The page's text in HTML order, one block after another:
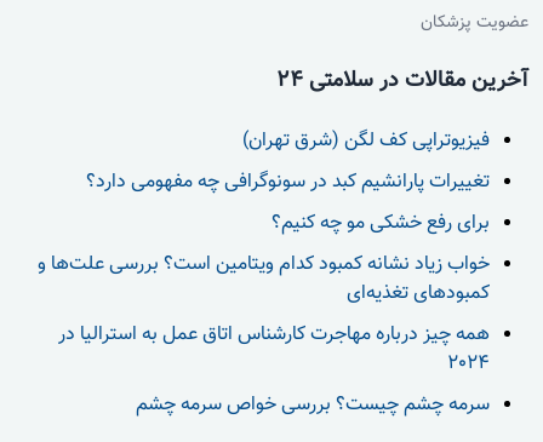
عضویت پزشکان
آخرین مقالات در سلامتی 24
فیزیوتراپی کف لگن (شرق تهران)
تغییرات پارانشیم کبد در سونوگرافی چه مفهومی دارد؟
برای رفع خشکی مو چه کنیم؟
خواب زیاد نشانه کمبود کدام ویتامین است؟ بررسی علت‌ها و
کمبودهای تغذیه‌ای
همه چیز درباره مهاجرت کارشناس اتاق عمل به استرالیا در
2024
سرمه چشم چیست؟ بررسی خواص سرمه چشم